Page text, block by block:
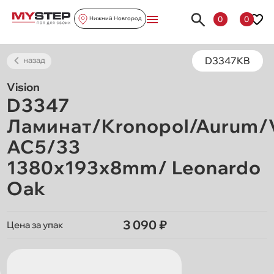
Нижний Новгород 0 0
назад D3347KB
Vision
D3347
Ламинат/Kronopol/Aurum/
AC5/33
1380х193х8mm/ Leonardo
Oak
Цена за упак 3 090 ₽